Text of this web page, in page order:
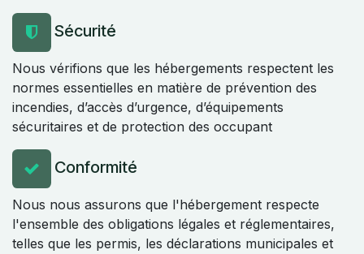
Sécurité
Nous vérifions que les hébergements respectent les
normes essentielles en matière de prévention des
incendies, d’accès d’urgence, d’équipements
sécuritaires et de protection des occupant
Conformité
Nous nous assurons que l'hébergement respecte
l'ensemble des obligations légales et réglementaires,
telles que les permis, les déclarations municipales et